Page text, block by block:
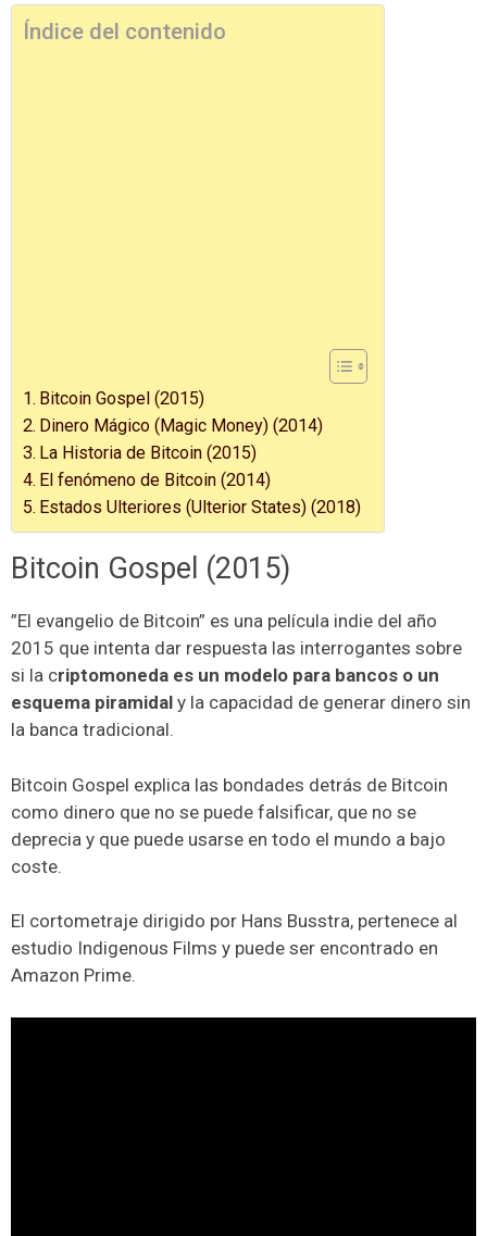
Índice del contenido
Bitcoin Gospel (2015)
Dinero Mágico (Magic Money) (2014)
La Historia de Bitcoin (2015)
El fenómeno de Bitcoin (2014)
Estados Ulteriores (Ulterior States) (2018)
Bitcoin Gospel (2015)
”El evangelio de Bitcoin” es una película indie del año
2015 que intenta dar respuesta las interrogantes sobre
si la criptomoneda es un modelo para bancos o un
esquema piramidal y la capacidad de generar dinero sin
la banca tradicional.
Bitcoin Gospel explica las bondades detrás de Bitcoin
como dinero que no se puede falsificar, que no se
deprecia y que puede usarse en todo el mundo a bajo
coste.
El cortometraje dirigido por Hans Busstra, pertenece al
estudio Indigenous Films y puede ser encontrado en
Amazon Prime.